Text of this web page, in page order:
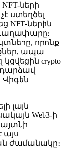
NFT-ների
ստեղծել
NFT-ներին
գաղափարը։
որոնք
ապա
կցվեցին crypto
լայն
Web3-ի
այս
ժամանակը։